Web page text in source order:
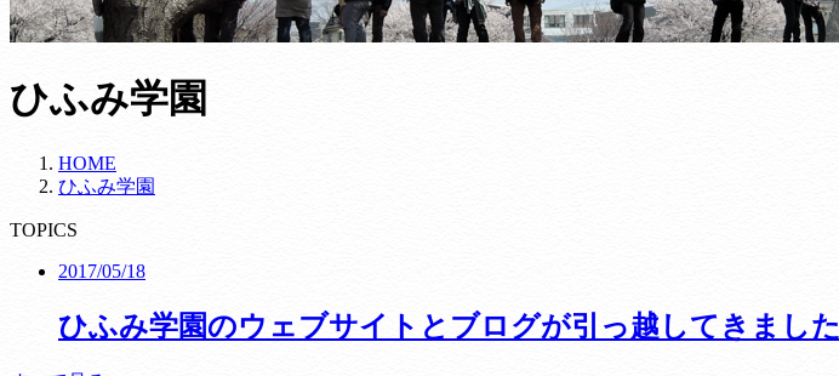
ひふみ学園
HOME
ひふみ学園
TOPICS
2017/05/18
ひふみ学園のウェブサイトとブログが引っ越してきました